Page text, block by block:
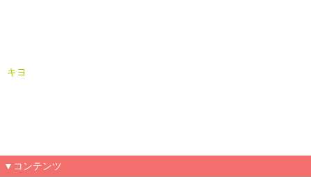
キヨ
▼コンテンツ